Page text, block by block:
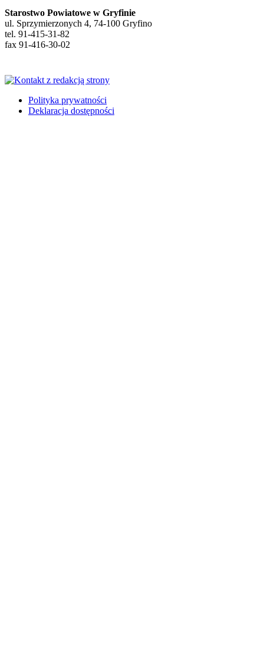
Starostwo Powiatowe w Gryfinie
ul. Sprzymierzonych 4, 74-100 Gryfino
tel. 91-415-31-82
fax 91-416-30-02
Polityka prywatności
Deklaracja dostępności